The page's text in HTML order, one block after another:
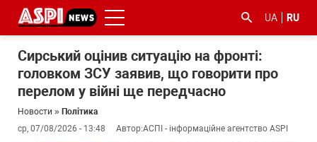
UA RU
Сирський оцінив ситуацію на фронті:
головком ЗСУ заявив, що говорити про
перелом у війні ще передчасно
Новости » Політика
ср, 07/08/2026 - 13:48
Автор:АСПІ - інформаційне агентство ASPI